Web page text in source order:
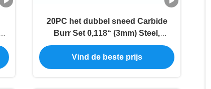
20PC het dubbel sneed Carbide
Burr Set 0,118“ (3mm) Steel,
Roterende Hulpmiddelbeetjes die
Bramen snijden
Vind de beste prijs